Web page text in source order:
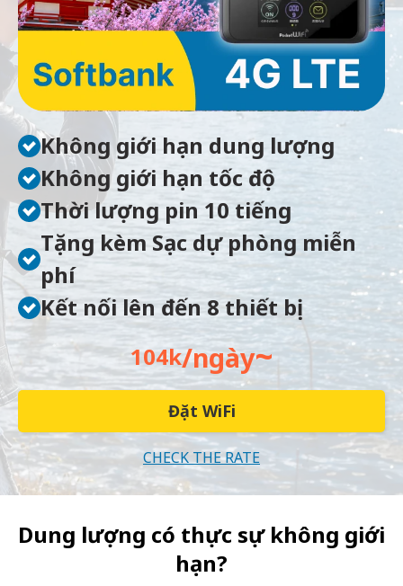
Không giới hạn dung lượng
Không giới hạn tốc độ
Thời lượng pin 10 tiếng
Tặng kèm Sạc dự phòng miễn
phí
Kết nối lên đến 8 thiết bị
104k/ngày~
Đặt WiFi
CHECK THE RATE
Dung lượng có thực sự không giới
hạn?